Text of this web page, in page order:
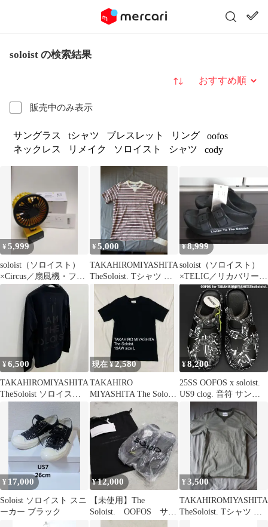
soloist の検索結果
販売中のみ表示
並び替え
サングラス tシャツ ブレスレット リング
oofos
ネックレス
リメイク ソロイスト シャツ cody
¥5,999
soloist（ソロイスト）
×Circus／扇風機・ファ
ン／イエロー
¥5,000
TAKAHIROMIYASHITA
TheSoloist. Tシャツ ソ
¥8,999
soloist（ソロイスト）
×TELIC／リカバリーサ
ンダル／サイズL
¥6,500
TAKAHIROMIYASHITA
TheSoloist ソロイス
現在 ¥2,580
TAKAHIRO
MIYASHITA The Soloist
ソロイスト Tシャツ
¥8,200
25SS OOFOS x soloist.
US9 clog. 音符 サンダ
¥ 17,000
Soloist ソロイスト スニ
ーカー ブラック
¥12,000
【未使用】The
Soloist. OOFOS サン
¥3,500
TAKAHIROMIYASHITA
TheSoloist. Tシャツ ソ